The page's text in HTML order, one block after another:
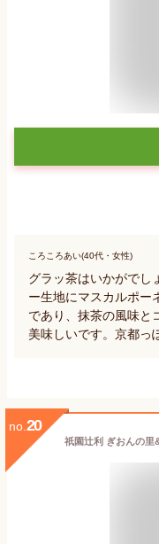
ころころあい(40代・女性)
グラッ茶はいかがでし
ー生地にマスカルポー
であり、抹茶の風味と
美味しいです。京都っ
no. 20